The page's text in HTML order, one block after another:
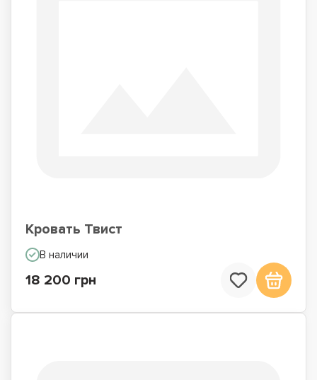
Кровать Твист
В наличии
18 200 грн